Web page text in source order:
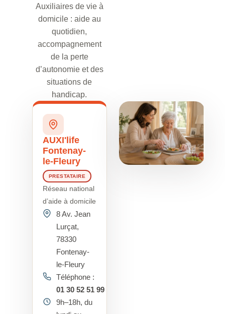
Auxiliaires de vie à
domicile : aide au
quotidien,
accompagnement
de la perte
d’autonomie et des
situations de
handicap.
AUXI'life
Fontenay-
le-Fleury
PRESTATAIRE
Réseau national
d’aide à domicile
8 Av. Jean
Lurçat,
78330
Fontenay-
le-Fleury
Téléphone :
01 30 52 51 99
9h–18h, du